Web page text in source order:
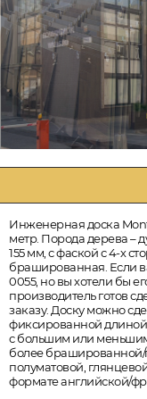
Инженерная доска
метр. Порода дерева –
155 мм, с фаской с 4-х
брашированная. Если
0055, но вы хотели бы
производитель готов
заказу. Доску можно
фиксированной длиной
с большим или меньшим
более брашированной/
полуматовой,
формате английской/